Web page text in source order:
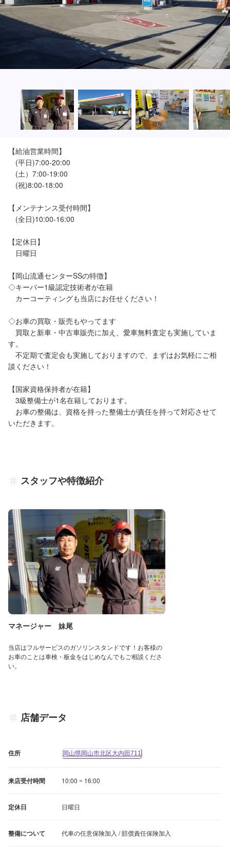
【給油営業時間】
(平日)7:00-20:00
(土）7:00-19:00
(祝)8:00-18:00
【メンテナンス受付時間】
(全日)10:00-16:00
【定休日】
日曜日
【岡山流通センターSSの特徴】
◇キーパー1級認定技術者が在籍
カーコーティングも当店にお任せください！
◇お車の買取・販売もやってます
買取と新車・中古車販売に加え、愛車無料査定も実施していま
す。
不定期で査定会も実施しておりますので、まずはお気軽にご相
談ください！
【国家資格保持者が在籍】
3級整備士が1名在籍しております。
お車の整備は、資格を持った整備士が責任を持って対応させて
いただきます。
スタッフや特徴紹介
マネージャー 妹尾
当店はフルサービスのガソリンスタンドです！お客様の
お車のことは車検・板金をはじめなんでもご相談くださ
い。
店舗データ
住所 岡山県岡山市北区大内田711
来店受付時間 10:00 ~ 16:00
定休日 日曜日
整備について 代車の任意保険加入 / 賠償責任保険加入